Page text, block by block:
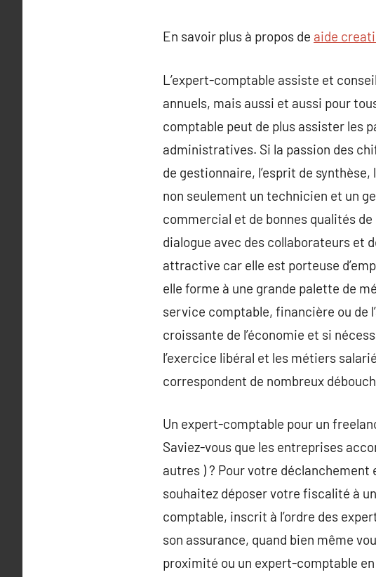
En savoir plus à propos de aide
L’expert-comptable assiste et
annuels, mais aussi et aussi pour
comptable peut de plus assister les
administratives. Si la passion des
de gestionnaire, l’esprit de
non seulement un technicien et un
commercial et de bonnes qualités
dialogue avec des collaborateurs et
attractive car elle est porteuse
elle forme à une grande palette de
service comptable, financière ou de
croissante de l’économie et si
l’exercice libéral et les métiers
correspondent de nombreux
Un expert-comptable pour un
Saviez-vous que les entreprises
autres ) ? Pour votre
souhaitez déposer votre fiscalité à
comptable, inscrit à l’ordre des
son assurance, quand bien même
proximité ou un expert-comptable en